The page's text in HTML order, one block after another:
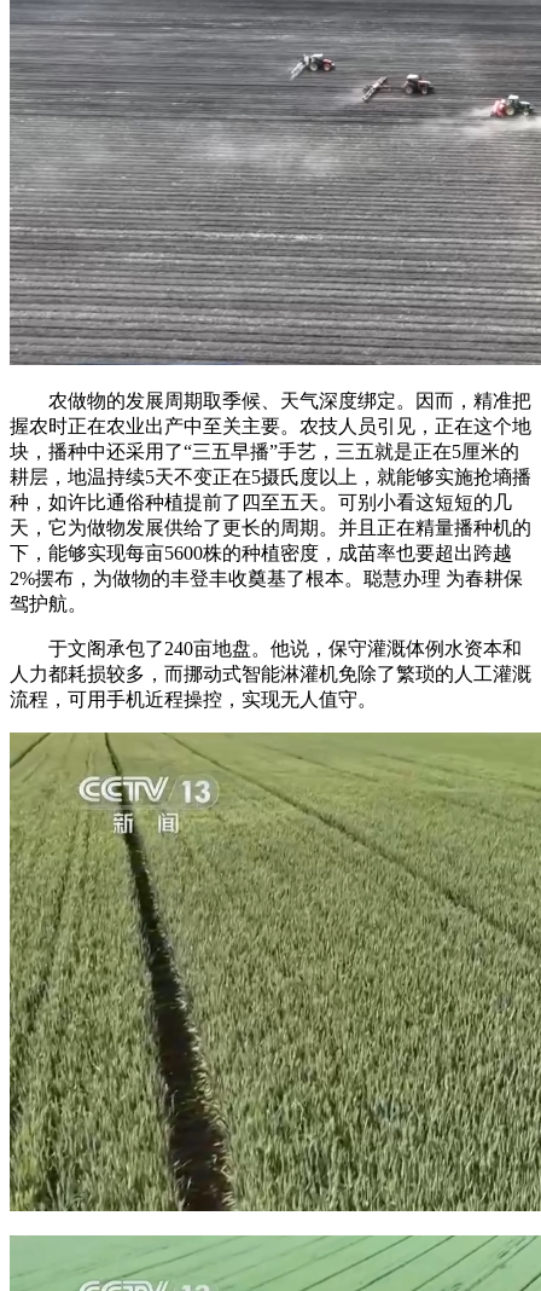
农做物的发展周期取季候、天气深度绑定。因而，精准把
握农时正在农业出产中至关主要。农技人员引见，正在这个地
块，播种中还采用了“三五早播”手艺，三五就是正在5厘米的
耕层，地温持续5天不变正在5摄氏度以上，就能够实施抢墒播
种，如许比通俗种植提前了四至五天。可别小看这短短的几
天，它为做物发展供给了更长的周期。并且正在精量播种机的
下，能够实现每亩5600株的种植密度，成苗率也要超出跨越
2%摆布，为做物的丰登丰收奠基了根本。聪慧办理 为春耕保
驾护航。
于文阁承包了240亩地盘。他说，保守灌溉体例水资本和
人力都耗损较多，而挪动式智能淋灌机免除了繁琐的人工灌溉
流程，可用手机近程操控，实现无人值守。